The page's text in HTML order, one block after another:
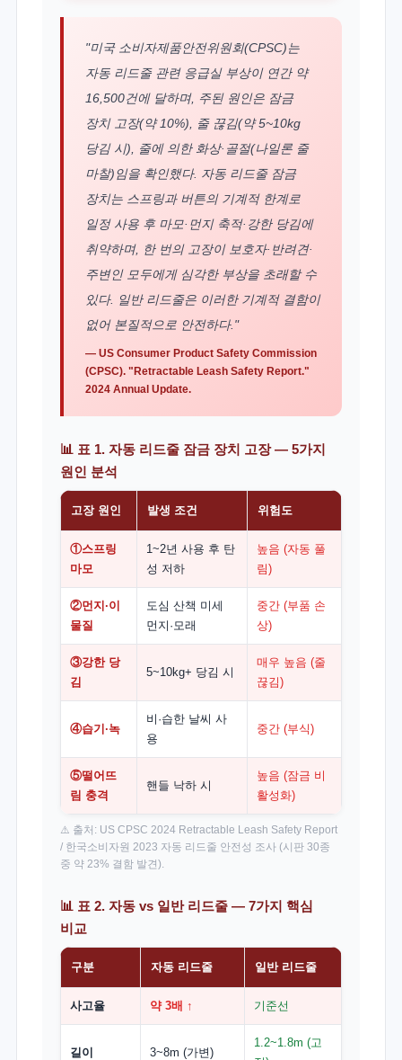
"미국 소비자제품안전위원회(CPSC)는
자동 리드줄 관련 응급실 부상이 연간 약
16,500건에 달하며, 주된 원인은 잠금
장치 고장(약 10%), 줄 끊김(약 5~10kg
당김 시), 줄에 의한 화상·골절(나일론 줄
마찰)임을 확인했다. 자동 리드줄 잠금
장치는 스프링과 버튼의 기계적 한계로
일정 사용 후 마모·먼지 축적·강한 당김에
취약하며, 한 번의 고장이 보호자·반려견·
주변인 모두에게 심각한 부상을 초래할 수
있다. 일반 리드줄은 이러한 기계적 결함이
없어 본질적으로 안전하다."
— US Consumer Product Safety Commission
(CPSC). "Retractable Leash Safety Report."
2024 Annual Update.
📊 표 1. 자동 리드줄 잠금 장치 고장 — 5가지
원인 분석
고장 원인 발생 조건 위험도
①스프링
마모
1~2년 사용 후 탄
성 저하
높음 (자동 풀
림)
②먼지·이
물질
도심 산책 미세
먼지·모래
중간 (부품 손
상)
③강한 당
김
5~10kg+ 당김 시
매우 높음 (줄
끊김)
④습기·녹
비·습한 날씨 사
용
중간 (부식)
⑤떨어뜨
림 충격
핸들 낙하 시
높음 (잠금 비
활성화)
⚠️ 출처: US CPSC 2024 Retractable Leash Safety Report
/ 한국소비자원 2023 자동 리드줄 안전성 조사 (시판 30종
중 약 23% 결함 발견).
📊 표 2. 자동 vs 일반 리드줄 — 7가지 핵심
비교
구분 자동 리드줄 일반 리드줄
사고율 약 3배 ↑ 기준선
길이 3~8m (가변)
1.2~1.8m (고